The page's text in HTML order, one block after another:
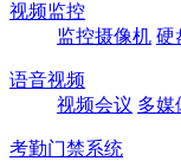
视频监控
监控摄像机 硬
语音视频
视频会议 多媒
考勤门禁系统